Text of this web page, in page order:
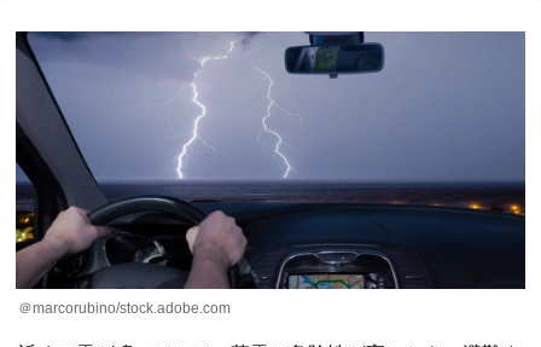
＠marcorubino/stock.adobe.com